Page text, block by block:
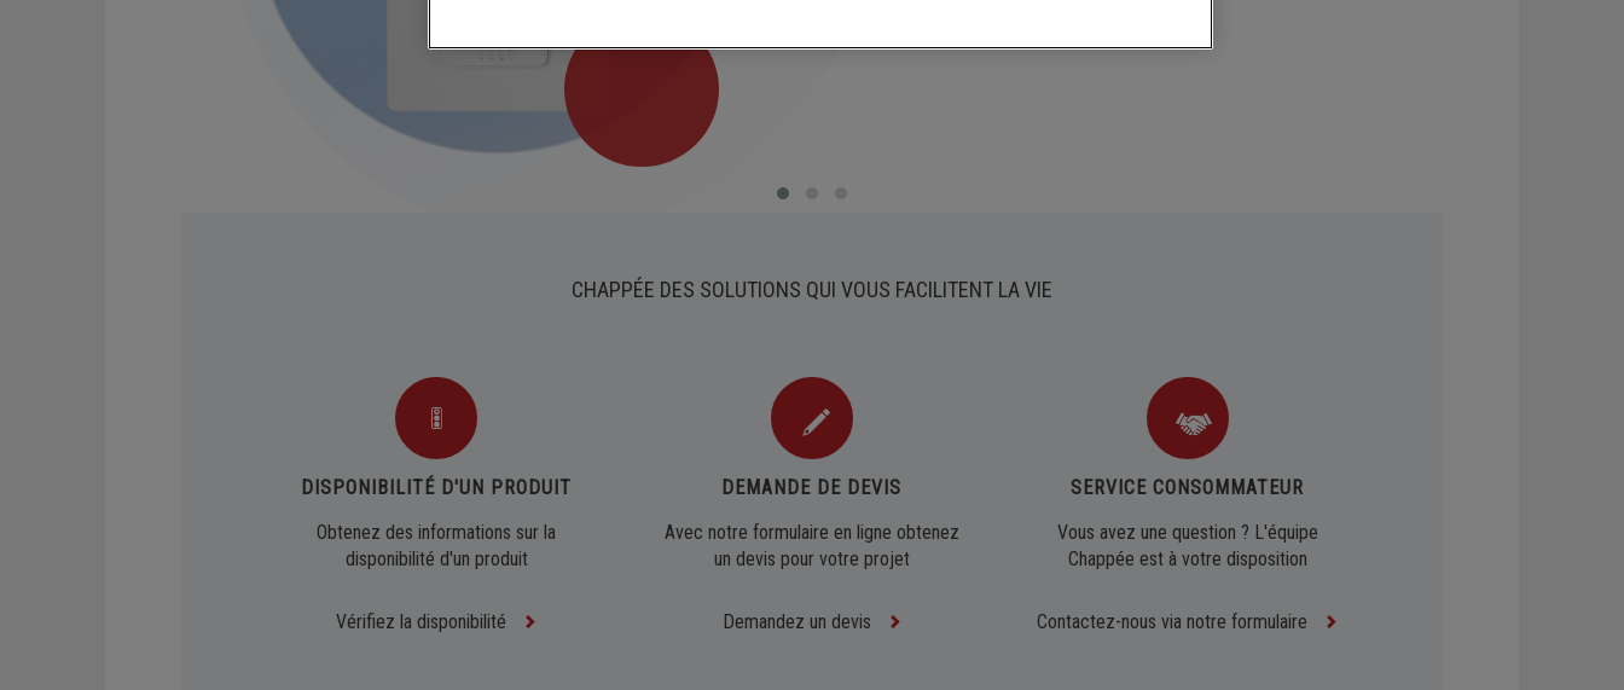
Chaudières sol gaz
Chaudières sol fioul
Capteur solaire thermique
Photovoltaïque
Fonte
RÉGULATIONS ET APPLICATIONS
Demandez un devis
CHAPPÉE DES SOLUTIONS QUI VOUS FACILITENT LA VIE
DISPONIBILITÉ D'UN PRODUIT
Obtenez des informations sur la
disponibilité d'un produit
Vérifiez la disponibilité
DEMANDE DE DEVIS
Avec notre formulaire en ligne obtenez
un devis pour votre projet
Demandez un devis
SERVICE CONSOMMATEUR
Vous avez une question ? L'équipe
Chappée est à votre disposition
Contactez-nous via notre formulaire